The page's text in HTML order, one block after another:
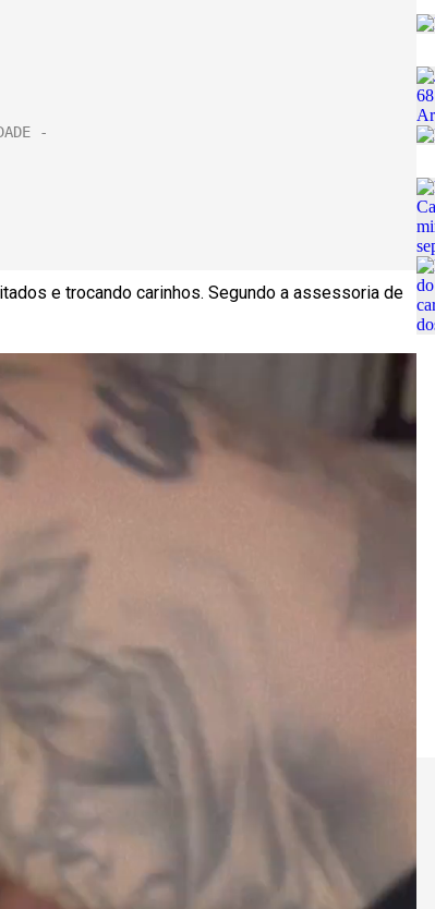
e trocando carinhos. Segundo a assessoria de